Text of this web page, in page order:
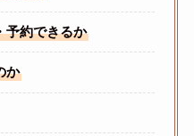
予約できるか
か